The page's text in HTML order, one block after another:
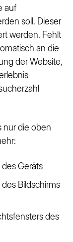
auf
soll. Dieser
werden. Fehlt
an die
der Website,
nur die oben
Geräts
Bildschirms
des